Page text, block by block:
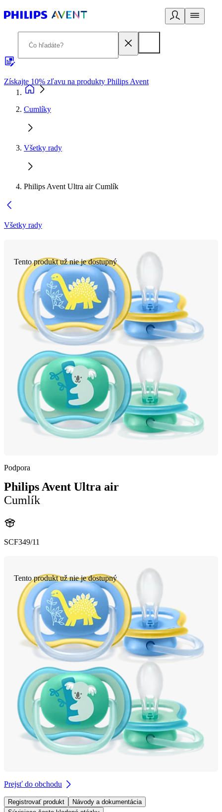
Získajte 10% zľavu na produkty Philips Avent
Cumlíky
Všetky rady
Philips Avent Ultra air Cumlík
Všetky rady
Tento produkt už nie je dostupný
Podpora
Philips Avent Ultra air
Cumlík
SCF349/11
Tento produkt už nie je dostupný
Prejsť do obchodu
Registrovať produkt
Návody a dokumentácia